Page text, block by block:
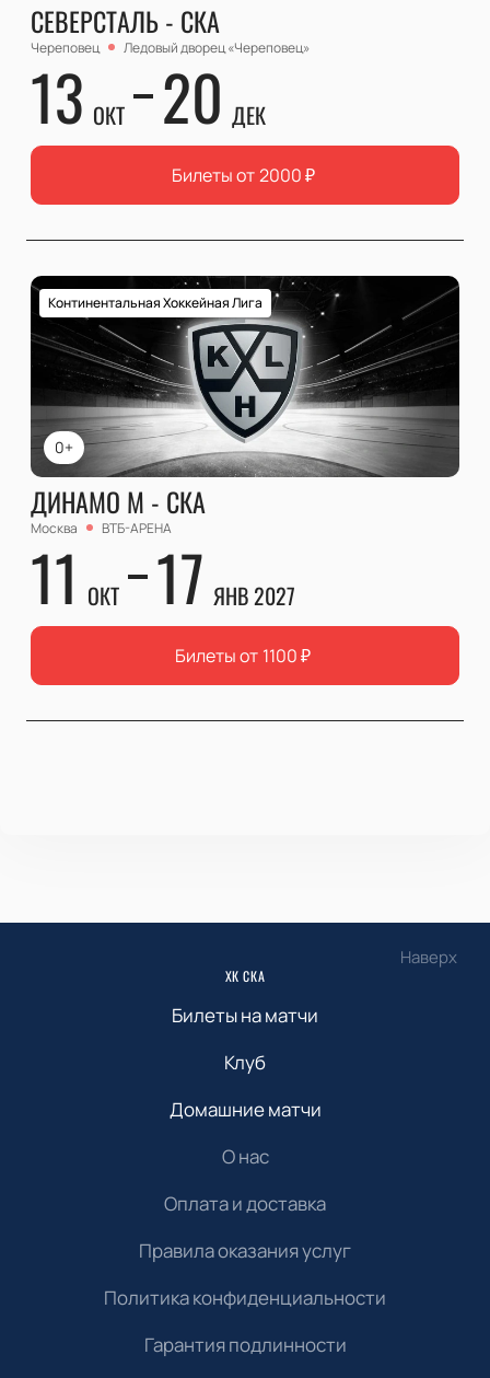
СЕВЕРСТАЛЬ - СКА
Череповец Ледовый дворец «Череповец»
13 ОКТ 20 ДЕК
Билеты от 2000₽
0+
Континентальная Хоккейная Лига
ДИНАМО М - СКА
Москва ВТБ-АРЕНА
11 ОКТ 17 ЯНВ 2027
Билеты от 1100₽
Наверх
ХК СКА
Билеты на матчи
Клуб
Домашние матчи
О нас
Оплата и доставка
Правила оказания услуг
Политика конфиденциальности
Гарантия подлинности